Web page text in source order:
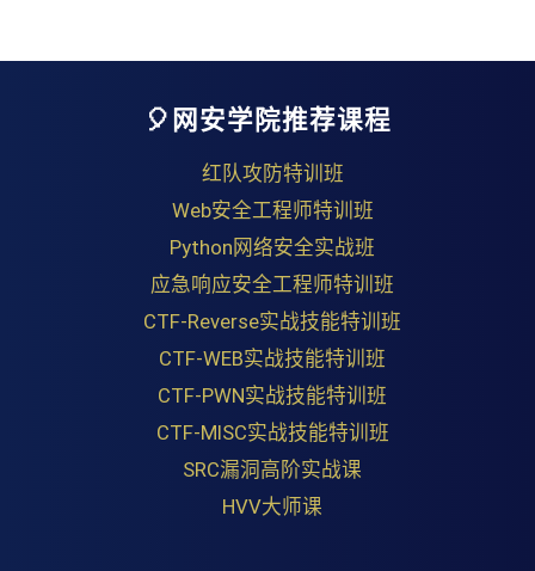
🎈网安学院推荐课程
红队攻防特训班
Web安全工程师特训班
Python网络安全实战班
应急响应安全工程师特训班
CTF-Reverse实战技能特训班
CTF-WEB实战技能特训班
CTF-PWN实战技能特训班
CTF-MISC实战技能特训班
SRC漏洞高阶实战课
HVV大师课